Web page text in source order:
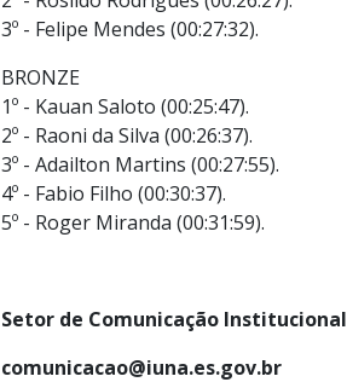
3º - Felipe Mendes (00:27:32).
BRONZE
1º - Kauan Saloto (00:25:47).
2º - Raoni da Silva (00:26:37).
3º - Adailton Martins (00:27:55).
4º - Fabio Filho (00:30:37).
5º - Roger Miranda (00:31:59).
Setor de Comunicação Institucional
comunicacao@iuna.es.gov.br